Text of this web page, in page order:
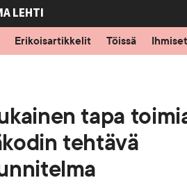
LEHTI
Erikoisartikkelit Töissä Ihmiset
tapa
tehtävä